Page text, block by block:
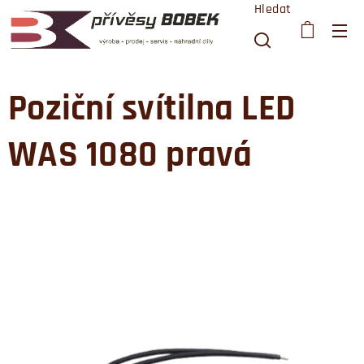
Hledat
Poziční svítilna LED
WAS 1080 pravá